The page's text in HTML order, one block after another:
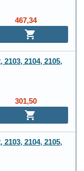
467,34
2104, 2105,
301,50
2104, 2105,